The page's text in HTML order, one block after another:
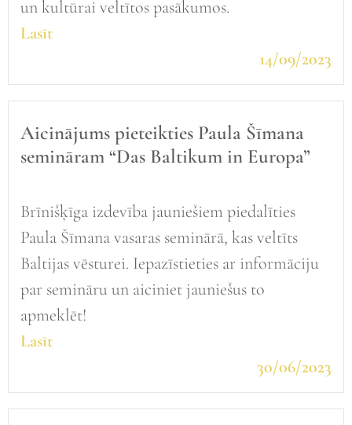
un kultūrai veltītos pasākumos.
Lasīt
14/09/2023
Aicinājums pieteikties Paula Šīmana
semināram “Das Baltikum in Europa”
Brīnišķīga izdevība jauniešiem piedalīties
Paula Šīmana vasaras seminārā, kas veltīts
Baltijas vēsturei. Iepazīstieties ar informāciju
par semināru un aiciniet jauniešus to
apmeklēt!
Lasīt
30/06/2023